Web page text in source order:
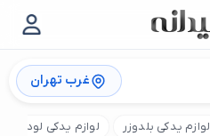
غرب تهران
لوازم یدکی بلدوزر لوازم یدکی لودر